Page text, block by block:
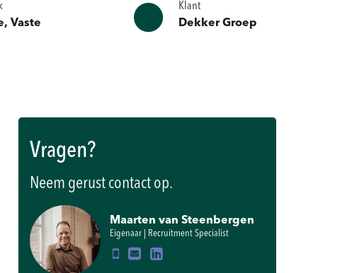
Vaste
Klant
Dekker Groep
Vragen?
Neem gerust contact op.
Maarten van Steenbergen
Eigenaar | Recruitment Specialist